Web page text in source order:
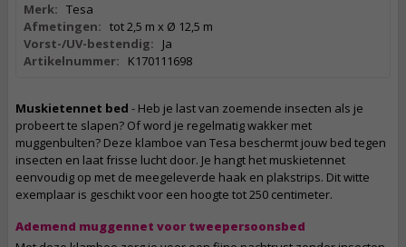
Merk: Tesa
Afmetingen:
tot 2,5 m x Ø 12,5 m
Vorst-/UV-bestendig:
Ja
Artikelnummer:
K170111698
Muskietennet bed - Heb je last van zoemende insecten als je
probeert te slapen? Of word je regelmatig wakker met
muggenbulten? Deze klamboe van Tesa beschermt jouw bed tegen
insecten en laat frisse lucht door. Je hangt het muskietennet
eenvoudig op met de meegeleverde haak en plakstrips. Dit witte
exemplaar is geschikt voor een hoogte tot 250 centimeter.
Ademend muggennet voor tweepersoonsbed